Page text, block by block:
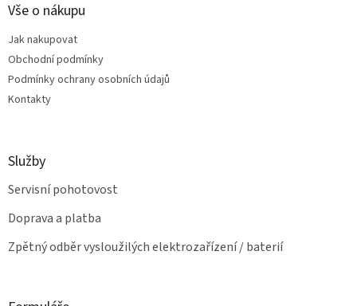
Vše o nákupu
Jak nakupovat
Obchodní podmínky
Podmínky ochrany osobních údajů
Kontakty
Služby
Servisní pohotovost
Doprava a platba
Zpětný odběr vysloužilých elektrozařízení / baterií